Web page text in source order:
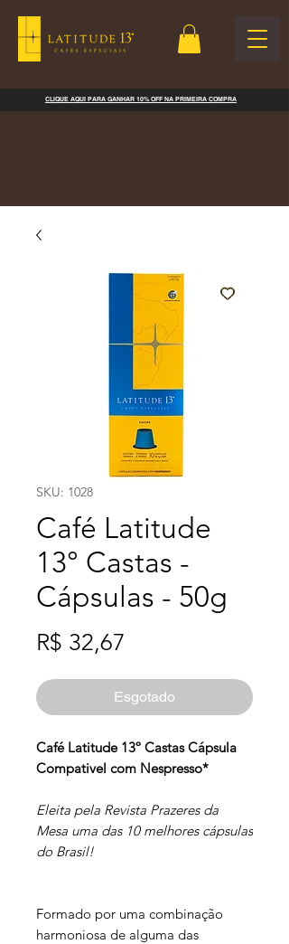
CLIQUE AQUI PARA GANHAR 10% OFF NA PRIMEIRA COMPRA
SKU: 1028
Café Latitude
13° Castas -
Cápsulas - 50g
R$ 32,67
Esgotado
Café Latitude 13º Castas Cápsula
Compativel com Nespresso*
Eleita pela Revista Prazeres da
Mesa uma das 10 melhores cápsulas
do Brasil!
Formado por uma combinação
harmoniosa de alguma das